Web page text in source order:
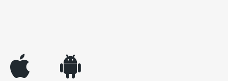
appleinc android